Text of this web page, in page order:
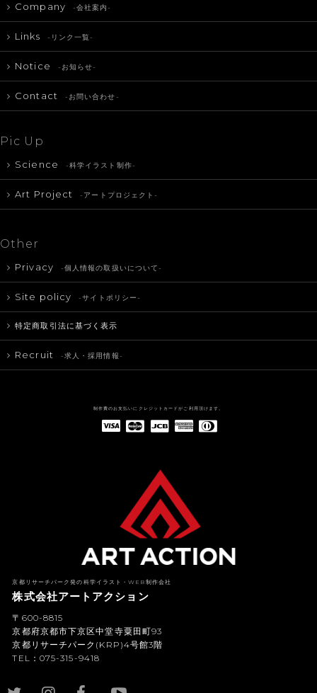
Company -会社案内-
Links -リンク一覧-
Notice -お知らせ-
Contact -お問い合わせ-
Pic Up
Science -科学イラスト制作-
Art Project -アートプロジェクト-
Other
Privacy -個人情報の取扱いについて-
Site policy -サイトポリシー-
特定商取引法に基づく表示
Recruit -求人・採用情報-
制作費のお支払いにクレジットカードがご利用頂けます。
京都リサーチパーク発の科学イラスト・WEB制作会社
株式会社アートアクション
〒600-8815
京都府京都市下京区中堂寺粟田町93
京都リサーチパーク(KRP)4号館3階
TEL：075-315-9418